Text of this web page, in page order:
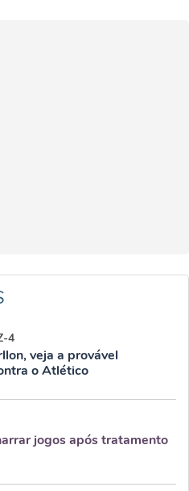
4
veja a provável
o Atlético
jogos após tratamento